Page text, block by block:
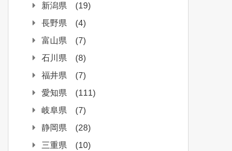
新潟県
(19)
長野県
(4)
富山県
(7)
石川県
(8)
福井県
(7)
愛知県
(111)
岐阜県
(7)
静岡県
(28)
三重県
(10)